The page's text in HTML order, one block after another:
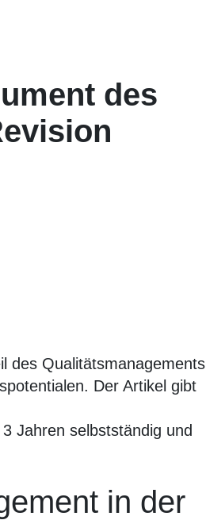
des
des Qualitätsmanagements
Der Artikel gibt
Jahren selbstständig und
in der